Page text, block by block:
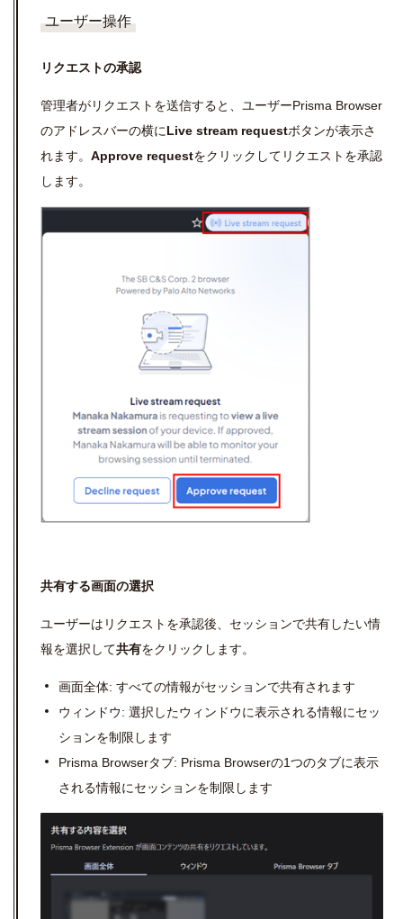
ユーザー操作
リクエストの承認
管理者がリクエストを送信すると、ユーザーPrisma Browser
のアドレスバーの横にLive stream requestボタンが表示さ
れます。 Approve requestをクリックしてリクエストを承認
します。
共有する画面の選択
ユーザーはリクエストを承認後、セッションで共有したい情
報を選択して共有をクリックします。
画面全体: すべての情報がセッションで共有されます
ウィンドウ: 選択したウィンドウに表示される情報にセッ
ションを制限します
Prisma Browserタブ: Prisma Browserの1つのタブに表示
される情報にセッションを制限します